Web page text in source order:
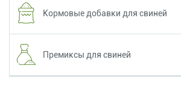
Кормовые добавки для свиней
Премиксы для свиней